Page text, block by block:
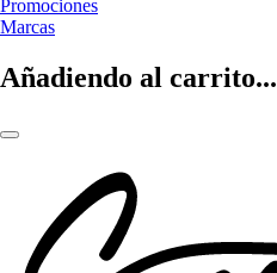
Promociones
Marcas
Añadiendo al carrito...